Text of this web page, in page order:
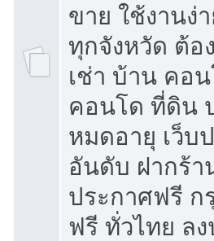
ขาย ใช้งานง่
ทุกจังหวัด ต้อ
เช่า บ้าน คอ
คอนโด ที่ดิน
หมดอายุ เว็บ
อันดับ ฝากร้า
ประกาศฟรี ก
ฟรี ทั่วไทย ล